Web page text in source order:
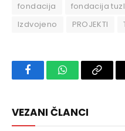
fondacija
fondacija
Izdvojeno
PROJEKTI
FacebookWhatsAppCopy
VEZANI ČLANCI